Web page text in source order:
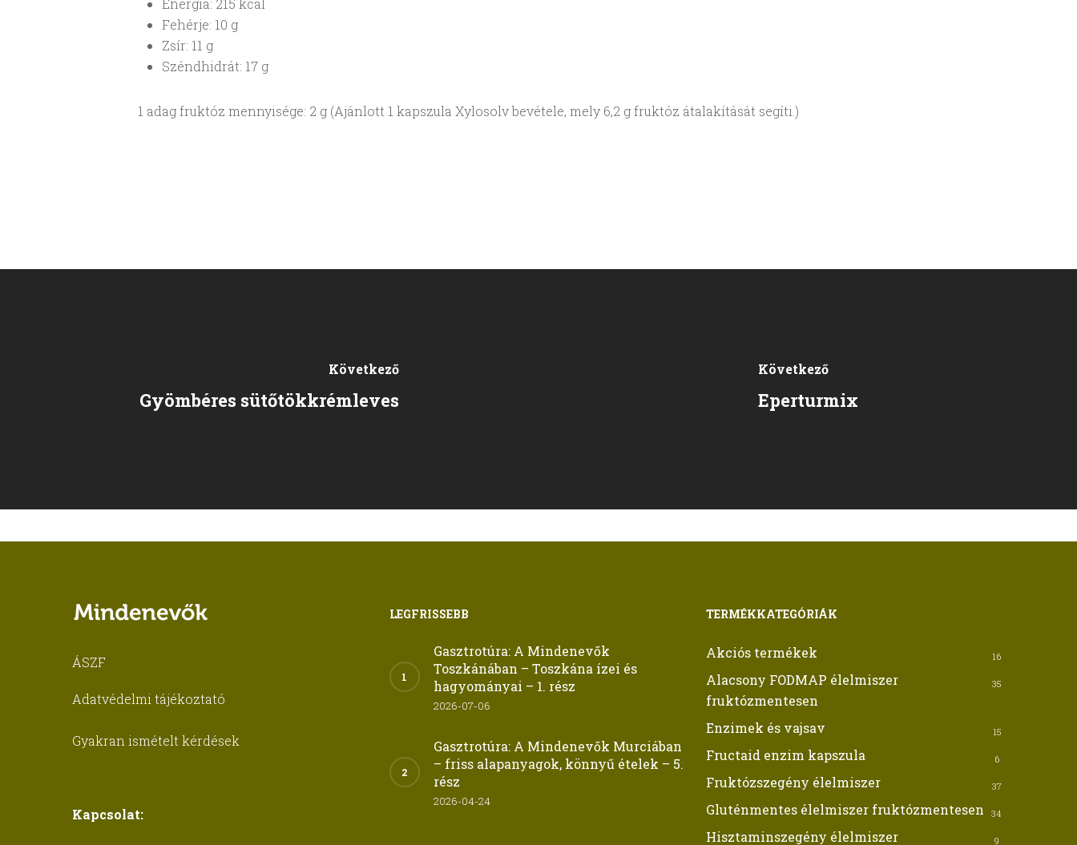
Energia: 215 kcal
Fehérje: 10 g
Zsír: 11 g
Széndhidrát: 17 g
1 adag fruktóz mennyisége: 2 g (Ajánlott 1 kapszula Xylosolv bevétele, mely 6,2 g fruktóz átalakítását segíti.)
Következő
Gyömbéres sütőtökkrémleves
Következő
Eperturmix
ÁSZF
Adatvédelmi tájékoztató
Gyakran ismételt kérdések
Kapcsolat:
LEGFRISSEBB
Gasztrotúra: A Mindenevők
Toszkánában – Toszkána ízei és
hagyományai – 1. rész
2026-07-06
Gasztrotúra: A Mindenevők Murciában
– friss alapanyagok, könnyű ételek – 5.
rész
2026-04-24
TERMÉKKATEGÓRIÁK
Akciós termékek 16
Alacsony FODMAP élelmiszer
fruktózmentesen
35
Enzimek és vajsav 15
Fructaid enzim kapszula 6
Fruktózszegény élelmiszer 37
Gluténmentes élelmiszer fruktózmentesen 34
Hisztaminszegény élelmiszer 9